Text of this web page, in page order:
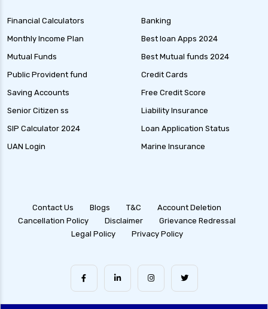
Financial Calculators
Monthly Income Plan
Mutual Funds
Public Provident fund
Saving Accounts
Senior Citizen ss
SIP Calculator 2024
UAN Login
Banking
Best loan Apps 2024
Best Mutual funds 2024
Credit Cards
Free Credit Score
Liability Insurance
Loan Application Status
Marine Insurance
Contact Us Blogs T&C
Account Deletion
Cancellation Policy
Disclaimer
Grievance Redressal
Legal Policy
Privacy Policy